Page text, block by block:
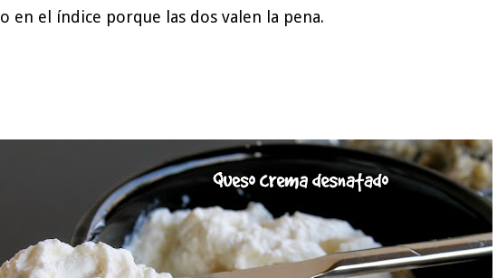
en el índice porque las dos valen la pena.